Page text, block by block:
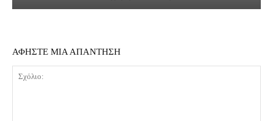
ΑΦΗΣΤΕ ΜΙΑ ΑΠΑΝΤΗΣΗ